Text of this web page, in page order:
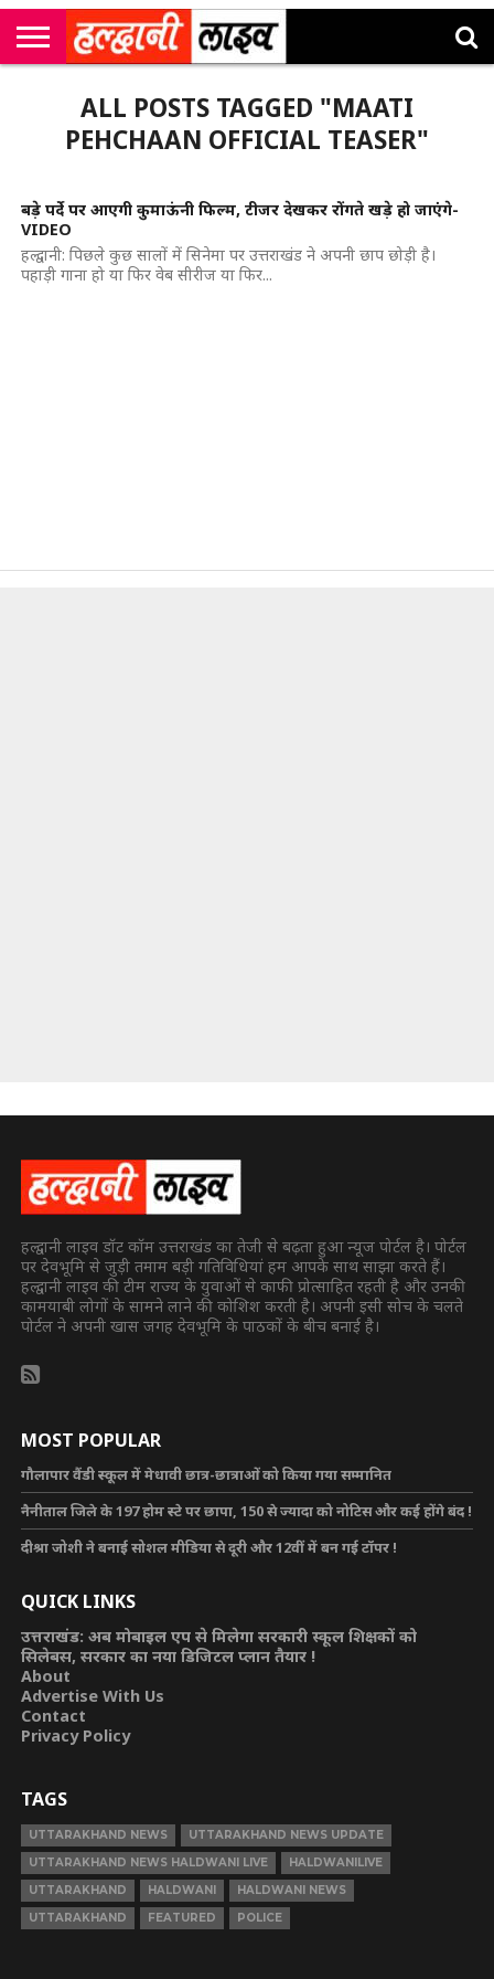
उत्तराखंड
मनोरंजन
सम्पादकीय
अलर्ट्सALL POSTS TAGGED "MAATI
PEHCHAAN OFFICIAL TEASER"
बड़े पर्दे पर आएगी कुमाऊंनी फिल्म, टीजर देखकर रोंगते खड़े हो जाएंगे-
VIDEO
हल्द्वानी: पिछले कुछ सालों में सिनेमा पर उत्तराखंड ने अपनी छाप छोड़ी है।
पहाड़ी गाना हो या फिर वेब सीरीज या फिर...
हल्द्वानी लाइव डॉट कॉम उत्तराखंड का तेजी से बढ़ता हुआ न्यूज पोर्टल है। पोर्टल
पर देवभूमि से जुड़ी तमाम बड़ी गतिविधियां हम आपके साथ साझा करते हैं।
हल्द्वानी लाइव की टीम राज्य के युवाओं से काफी प्रोत्साहित रहती है और उनकी
कामयाबी लोगों के सामने लाने की कोशिश करती है। अपनी इसी सोच के चलते
पोर्टल ने अपनी खास जगह देवभूमि के पाठकों के बीच बनाई है।
MOST POPULAR
गौलापार वैंडी स्कूल में मेधावी छात्र-छात्राओं को किया गया सम्मानित
नैनीताल जिले के 197 होम स्टे पर छापा, 150 से ज्यादा को नोटिस और कई होंगे बंद !
दीश्रा जोशी ने बनाई सोशल मीडिया से दूरी और 12वीं में बन गई टॉपर !
QUICK LINKS
उत्तराखंड: अब मोबाइल एप से मिलेगा सरकारी स्कूल शिक्षकों को
सिलेबस, सरकार का नया डिजिटल प्लान तैयार !
About
Advertise With Us
Contact
Privacy Policy
TAGS
UTTARAKHAND NEWS
UTTARAKHAND NEWS UPDATE
UTTARAKHAND NEWS HALDWANI LIVE
HALDWANILIVE
UTTARAKHAND
HALDWANI
HALDWANI NEWS
UTTARAKHAND
FEATURED POLICE